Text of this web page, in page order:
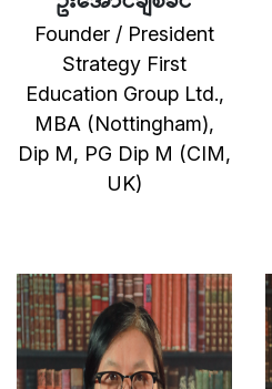
Founder / President
Strategy First
Education Group Ltd.,
MBA (Nottingham),
Dip M, PG Dip M (CIM,
UK)